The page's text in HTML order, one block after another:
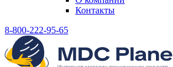
Контакты
8-800-222-95-65